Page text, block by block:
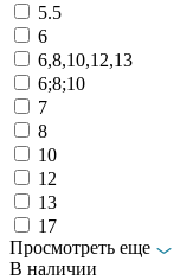
5.5
6
6,8,10,12,13
6;8;10
7
8
10
12
13
17
Просмотреть еще
В наличии